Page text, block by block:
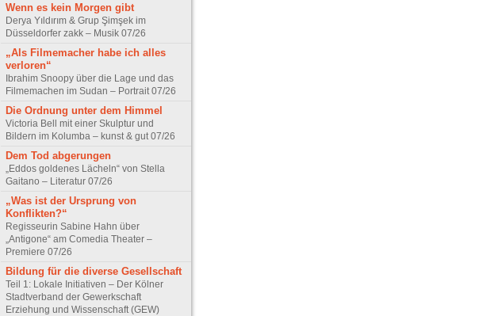
Wenn es kein Morgen gibt
Derya Yıldırım & Grup Şimşek im
Düsseldorfer zakk – Musik 07/26
„Als Filmemacher habe ich alles
verloren“
Ibrahim Snoopy über die Lage und das
Filmemachen im Sudan – Portrait 07/26
Die Ordnung unter dem Himmel
Victoria Bell mit einer Skulptur und
Bildern im Kolumba – kunst & gut 07/26
Dem Tod abgerungen
„Eddos goldenes Lächeln“ von Stella
Gaitano – Literatur 07/26
„Was ist der Ursprung von
Konflikten?“
Regisseurin Sabine Hahn über
„Antigone“ am Comedia Theater –
Premiere 07/26
Bildung für die diverse Gesellschaft
Teil 1: Lokale Initiativen – Der Kölner
Stadtverband der Gewerkschaft
Erziehung und Wissenschaft (GEW)